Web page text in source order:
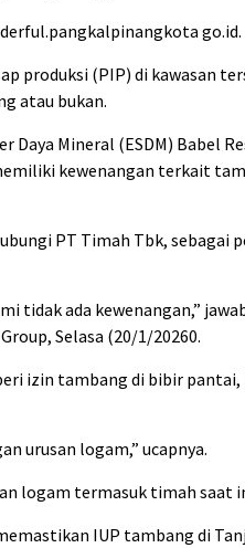
go.id.
produksi (PIP) di kawasan
atau bukan.
Daya Mineral (ESDM) Babel
kewenangan terkait
PT Timah Tbk, sebagai
tidak ada kewenangan,”
Selasa (20/1/20260.
izin tambang di bibir pantai,
urusan logam,” ucapnya.
logam termasuk timah saat
IUP tambang di